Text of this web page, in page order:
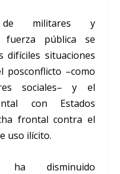
militares y
fuerza pública se
situaciones
posconflicto –como
sociales– y el
con Estados
frontal contra el
uso ilícito.
disminuido